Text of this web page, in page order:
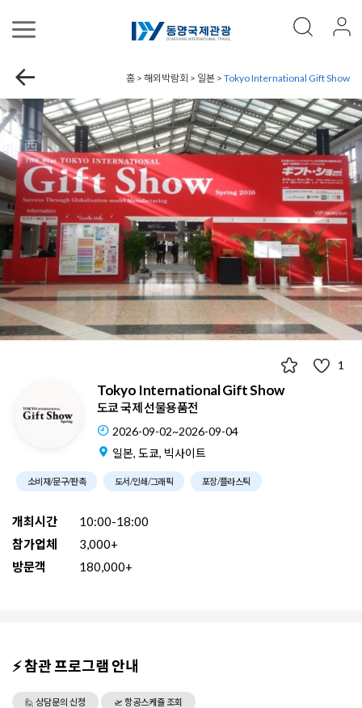
홈 > 해외박람회 > 일본 > Tokyo International Gift Show
1
Tokyo International Gift Show
도쿄 국제 선물용품전
2026-09-02~2026-09-04
일본, 도쿄, 빅사이트
소비재/문구/판촉 도서/인쇄/그래픽 포장/플라스틱
개최시간
10:00-18:00
참가업체
3,000+
방문객
180,000+
⚡ 참관 프로그램 안내
🙋 상담문의 신청 🛫 항공스케쥴 조회